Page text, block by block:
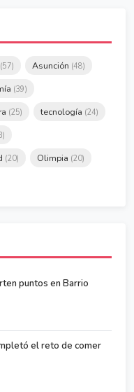
(57) Asunción (48)
(39)
(25) tecnología (24)
(20) Olimpia (20)
puntos en Barrio
el reto de comer